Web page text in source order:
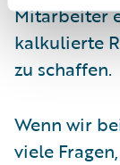
Mitarbeiter
kalkulierte
zu schaffen.
Wenn wir
viele